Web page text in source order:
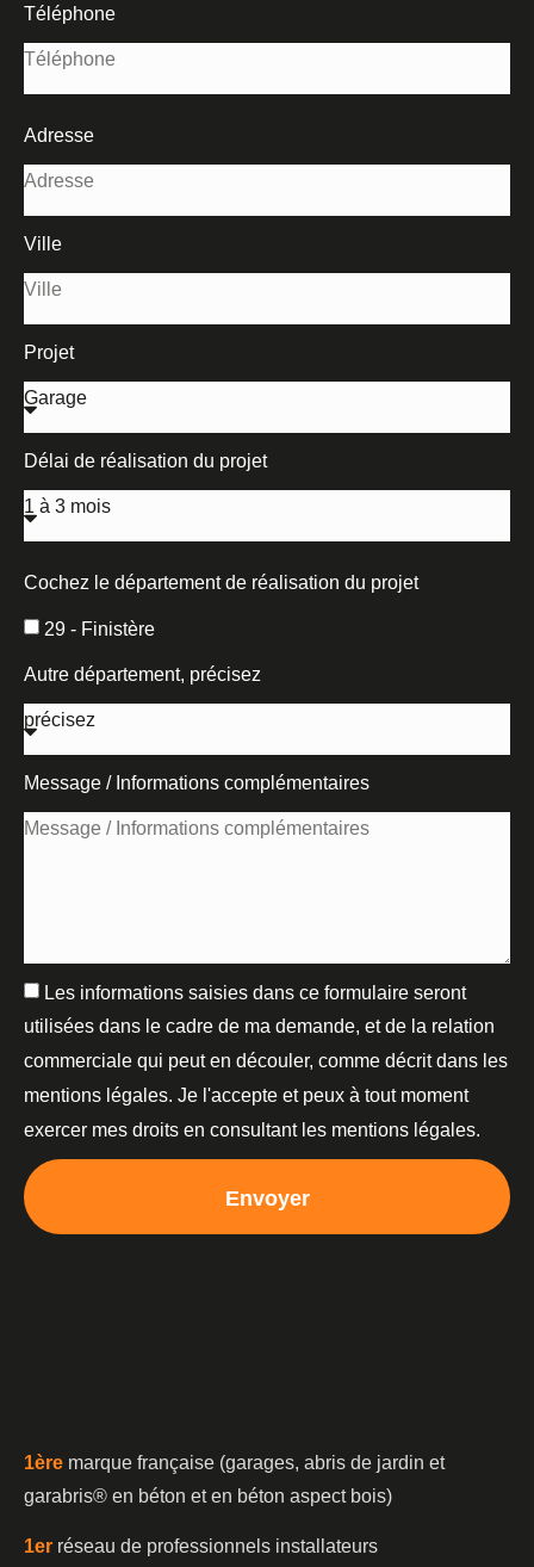
Téléphone
Adresse
Ville
Projet
Délai de réalisation du projet
Cochez le département de réalisation du projet
29 - Finistère
Autre département, précisez
Message / Informations complémentaires
Les informations saisies dans ce formulaire seront
utilisées dans le cadre de ma demande, et de la relation
commerciale qui peut en découler, comme décrit dans les
mentions légales. Je l'accepte et peux à tout moment
exercer mes droits en consultant les mentions légales.
Envoyer
1ère marque française (garages, abris de jardin et
garabris®️ en béton et en béton aspect bois)
1er réseau de professionnels installateurs